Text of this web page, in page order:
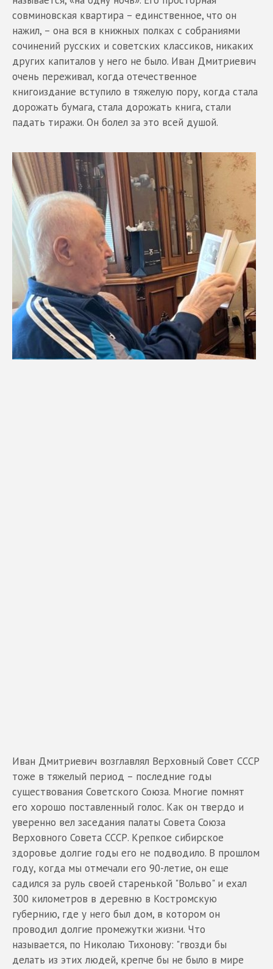
совминовская квартира – единственное, что он
нажил, – она вся в книжных полках с собраниями
сочинений русских и советских классиков, никаких
других капиталов у него не было. Иван Дмитриевич
очень переживал, когда отечественное
книгоиздание вступило в тяжелую пору, когда стала
дорожать бумага, стала дорожать книга, стали
падать тиражи. Он болел за это всей душой.
Иван Дмитриевич возглавлял Верховный Совет СССР
тоже в тяжелый период – последние годы
существования Советского Союза. Многие помнят
его хорошо поставленный голос. Как он твердо и
уверенно вел заседания палаты Совета Союза
Верховного Совета СССР. Крепкое сибирское
здоровье долгие годы его не подводило. В прошлом
году, когда мы отмечали его 90-летие, oн еще
садился за руль своей старенькой "Вольво" и ехал
300 километров в деревню в Костромскую
губернию, где у него был дом, в котором он
проводил долгие промежутки жизни. Что
называется, по Николаю Тихонову: "гвозди бы
делать из этих людей, крепче бы не было в мире